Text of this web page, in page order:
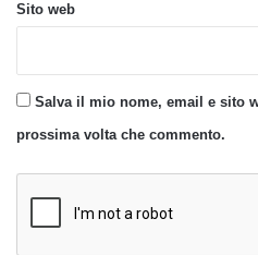
Sito web
Salva il mio nome, email e sito
prossima volta che commento.